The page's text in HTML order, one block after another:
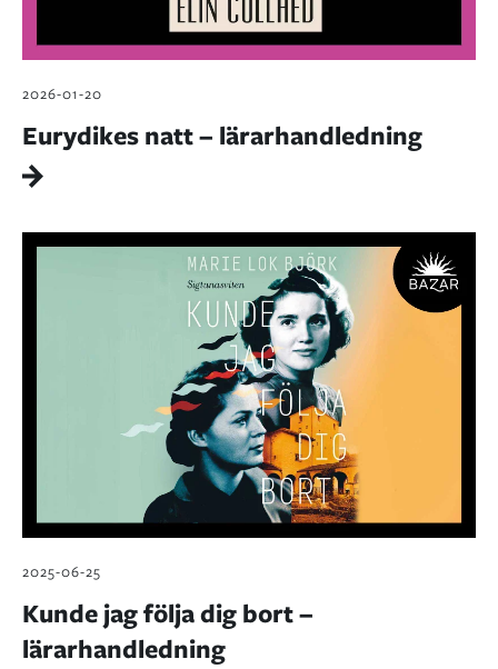
2026-01-20
Eurydikes natt – lärarhandledning
2025-06-25
Kunde jag följa dig bort –
lärarhandledning